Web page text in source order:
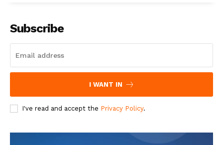
Subscribe
I WANT IN
I've read and accept the Privacy Policy.